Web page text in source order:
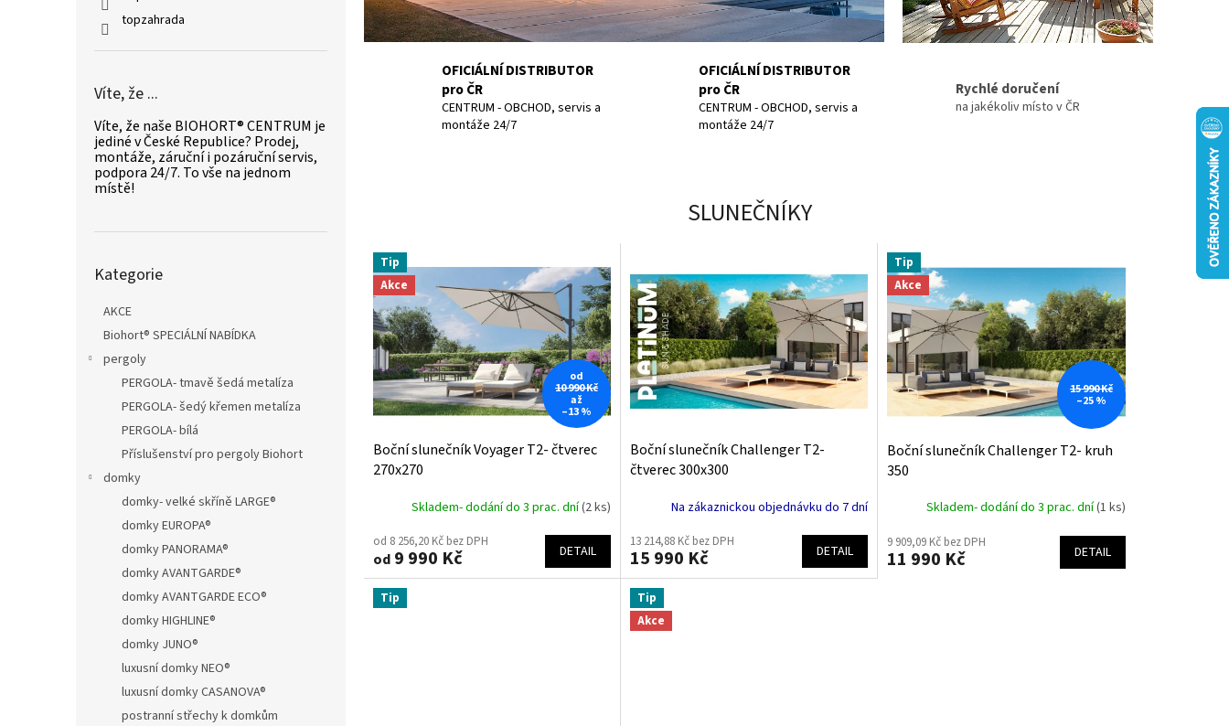
topzahrada
Víte, že ...
Víte, že naše BIOHORT® CENTRUM je
jediné v České Republice? Prodej,
montáže, záruční i pozáruční servis,
podpora 24/7. To vše na jednom
místě!
kategorie
Kategorie
AKCE
Biohort® SPECIÁLNÍ NABÍDKA
pergoly
PERGOLA- tmavě šedá metalíza
PERGOLA- šedý křemen metalíza
PERGOLA- bílá
Příslušenství pro pergoly Biohort
domky
domky- velké skříně LARGE®
domky EUROPA®
domky PANORAMA®
domky AVANTGARDE®
domky AVANTGARDE ECO®
domky HIGHLINE®
domky JUNO®
luxusní domky NEO®
luxusní domky CASANOVA®
postranní střechy k domkům
T
O
D
b
y
T
o
p
Z
a
a
d
a
OFICIÁLNÍ DISTRIBUTOR
pro ČR
CENTRUM - OBCHOD, servis a
montáže 24/7
OFICIÁLNÍ DISTRIBUTOR
pro ČR
CENTRUM - OBCHOD, servis a
montáže 24/7
Rychlé doručení
na jakékoliv místo v ČR
SLUNEČNÍKY
Tip
Akce
od
10 990 Kč
až
–13 %
Boční slunečník Voyager T2- čtverec
270x270
Skladem- dodání do 3 prac. dní(2 ks)
od 8 256,20 Kč bez DPH
od 9 990 Kč DETAIL
Boční slunečník Challenger T2-
čtverec 300x300
Na zákaznickou objednávku do 7 dní
13 214,88 Kč bez DPH
15 990 Kč DETAIL
Tip
Akce
15 990 Kč
–25 %
Boční slunečník Challenger T2- kruh
350
Skladem- dodání do 3 prac. dní(1 ks)
9 909,09 Kč bez DPH
11 990 Kč DETAIL
Tip
Tip
Akce